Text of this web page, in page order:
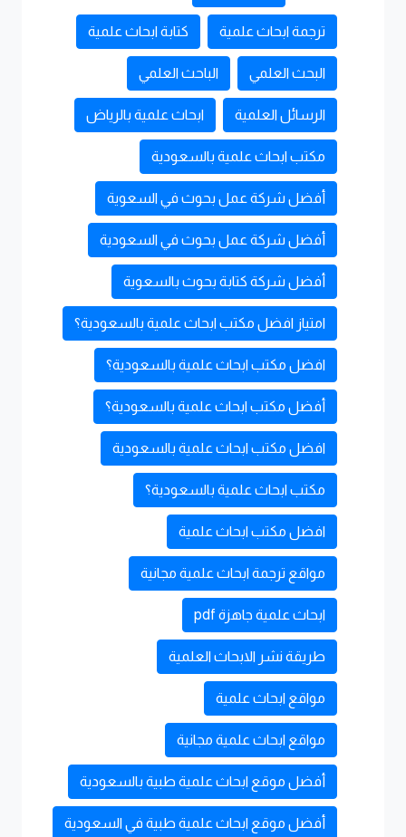
ترجمة ابحاث علمية كتابة ابحاث علمية
البحث العلمي الباحث العلمي
الرسائل العلمية ابحاث علمية بالرياض
مكتب ابحاث علمية بالسعودية
أفضل شركة عمل بحوث في السعوية
أفضل شركة عمل بحوث في السعودية
أفضل شركة كتابة بحوث بالسعوية
امتياز افضل مكتب ابحاث علمية بالسعودية؟
افضل مكتب ابحاث علمية بالسعودية؟
أفضل مكتب ابحاث علمية بالسعودية؟
افضل مكتب ابحاث علمية بالسعودية
مكتب ابحاث علمية بالسعودية؟
افضل مكتب ابحاث علمية
مواقع ترجمة ابحاث علمية مجانية
ابحاث علمية جاهزة pdf
طريقة نشر الابحاث العلمية
مواقع ابحاث علمية
مواقع ابحاث علمية مجانية
أفضل موقع ابحاث علمية طبية بالسعودية
أفضل موقع ابحاث علمية طبية في السعودية